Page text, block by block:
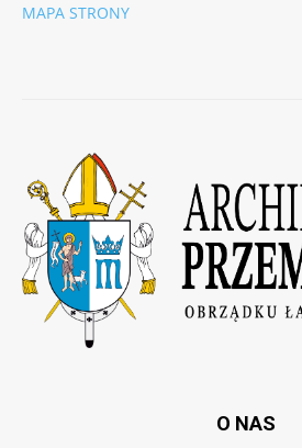
MAPA STRONY
O NAS